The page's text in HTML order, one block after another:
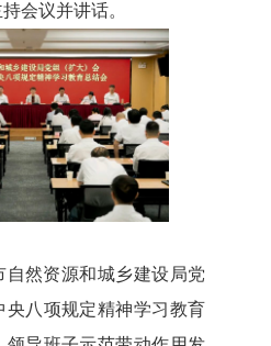
会议并讲话。
然资源和城乡建设局党
央八项规定精神学习教育